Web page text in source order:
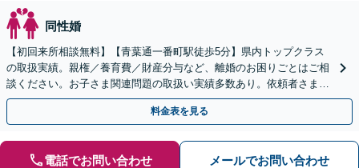
同性婚
【初回来所相談無料】【青葉通一番町駅徒歩5分】県内トップクラス
の取扱実績。親権／養育費／財産分与など、離婚のお困りごとはご相
談ください。お子さま関連問題の取扱い実績多数あり。依頼者さまの
状況やご要望に寄り添い、最善の解決を目指します。
料金表を見る
電話でお問い合わせ メールでお問い合わせ